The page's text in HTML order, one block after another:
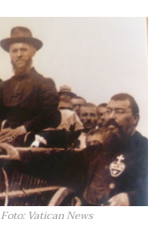
Foto: Vatican News